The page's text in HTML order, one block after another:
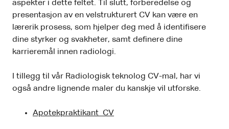
aspekter i dette feltet. Til slutt, forberedelse og
presentasjon av en velstrukturert CV kan være en
lærerik prosess, som hjelper deg med å identifisere
dine styrker og svakheter, samt definere dine
karrieremål innen radiologi.
I tillegg til vår Radiologisk teknolog CV-mal, har vi
også andre lignende maler du kanskje vil utforske.
Apotekpraktikant CV